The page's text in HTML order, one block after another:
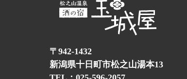
〒942-1432
新潟県十日町市松之山湯本13